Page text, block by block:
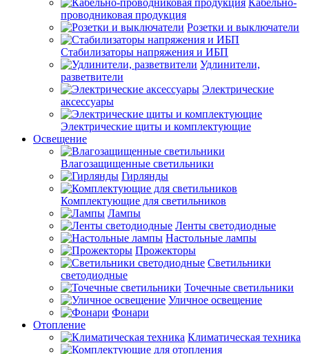
Кабельно-
проводниковая продукция
Розетки и выключатели
Стабилизаторы напряжения и ИБП
Удлинители,
разветвители
Электрические
аксессуары
Электрические щиты и комплектующие
Освещение
Влагозащищенные светильники
Гирлянды
Комплектующие для светильников
Лампы
Ленты светодиодные
Настольные лампы
Прожекторы
Светильники
светодиодные
Точечные светильники
Уличное освещение
Фонари
Отопление
Климатическая техника